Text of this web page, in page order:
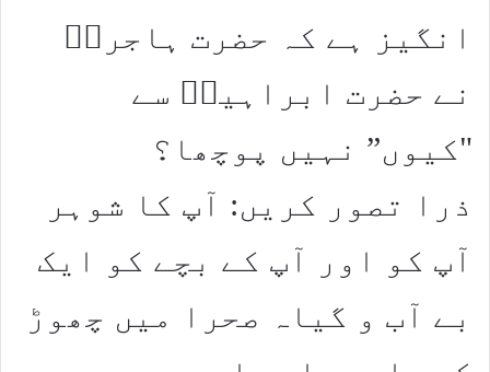
انگیز ہے کہ حضرت ہاجرہؑ
نے حضرت ابراہیمؑ سے
"کیوں” نہیں پوچھا؟
ذرا تصور کریں: آپ کا شوہر
آپ کو اور آپ کے بچے کو ایک
بے آب و گیاہ صحرا میں چھوڑ